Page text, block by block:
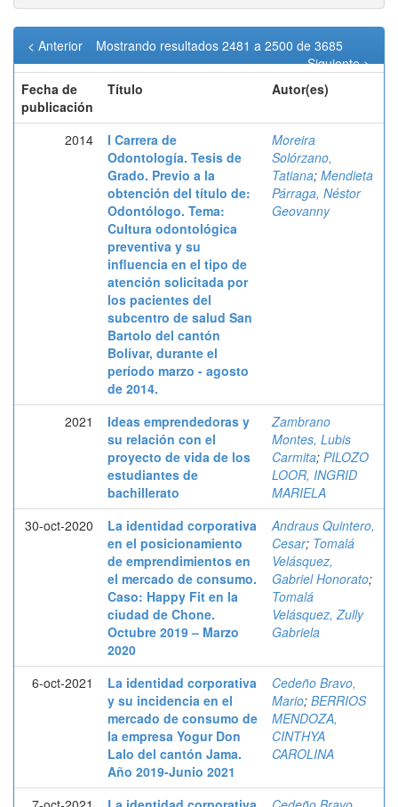
Mostrando resultados 2481 a 2500 de 3685
< Anterior
Siguiente >
Fecha de
publicación
Título Autor(es)
2014
I Carrera de
Odontología. Tesis de
Grado. Previo a la
obtención del título de:
Odontólogo. Tema:
Cultura odontológica
preventiva y su
influencia en el tipo de
atención solicitada por
los pacientes del
subcentro de salud San
Bartolo del cantón
Bolívar, durante el
período marzo - agosto
de 2014.
Moreira
Solórzano,
Tatiana; Mendieta
Párraga, Néstor
Geovanny
2021
Ideas emprendedoras y
su relación con el
proyecto de vida de los
estudiantes de
bachillerato
Zambrano
Montes, Lubis
Carmita; PILOZO
LOOR, INGRID
MARIELA
30-oct-2020
La identidad corporativa
en el posicionamiento
de emprendimientos en
el mercado de consumo.
Caso: Happy Fit en la
ciudad de Chone.
Octubre 2019 – Marzo
2020
Andraus Quintero,
Cesar; Tomalá
Velásquez,
Gabriel Honorato;
Tomalá
Velásquez, Zully
Gabriela
6-oct-2021
La identidad corporativa
y su incidencia en el
mercado de consumo de
la empresa Yogur Don
Lalo del cantón Jama.
Año 2019-Junio 2021
Cedeño Bravo,
Mario; BERRIOS
MENDOZA,
CINTHYA
CAROLINA